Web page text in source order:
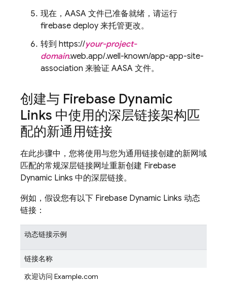
现在，AASA 文件已准备就绪，请运行
firebase deploy 来托管更改。
转到 https://your-project-
domain.web.app/.well-known/app-app-site-
association 来验证 AASA 文件。
创建与 Firebase Dynamic
Links 中使用的深层链接架构匹
配的新通用链接
在此步骤中，您将使用与您为通用链接创建的新网域
匹配的常规深层链接网址重新创建 Firebase
Dynamic Links 中的深层链接。
例如，假设您有以下 Firebase Dynamic Links 动态
链接：
动态链接示例
链接名称
欢迎访问 Example.com